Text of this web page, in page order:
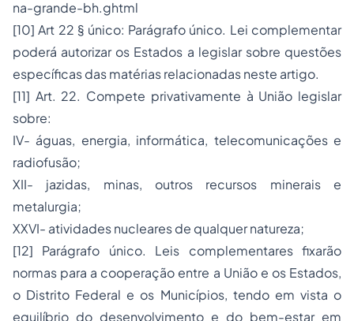
na-grande-bh.ghtml
[10] Art 22 § único: Parágrafo único. Lei complementar
poderá autorizar os Estados a legislar sobre questões
específicas das matérias relacionadas neste artigo.
[11] Art. 22. Compete privativamente à União legislar
sobre:
IV- águas, energia, informática, telecomunicações e
radiofusão;
XII- jazidas, minas, outros recursos minerais e
metalurgia;
XXVI- atividades nucleares de qualquer natureza;
[12] Parágrafo único. Leis complementares fixarão
normas para a cooperação entre a União e os Estados,
o Distrito Federal e os Municípios, tendo em vista o
equilíbrio do desenvolvimento e do bem-estar em